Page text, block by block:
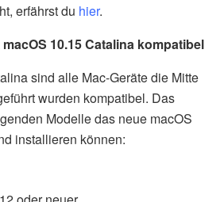
erfährst du hier.
10.15 Catalina kompatibel
sind alle Mac-Geräte die Mitte
wurden kompatibel. Das
Modelle das neue macOS
installieren können: